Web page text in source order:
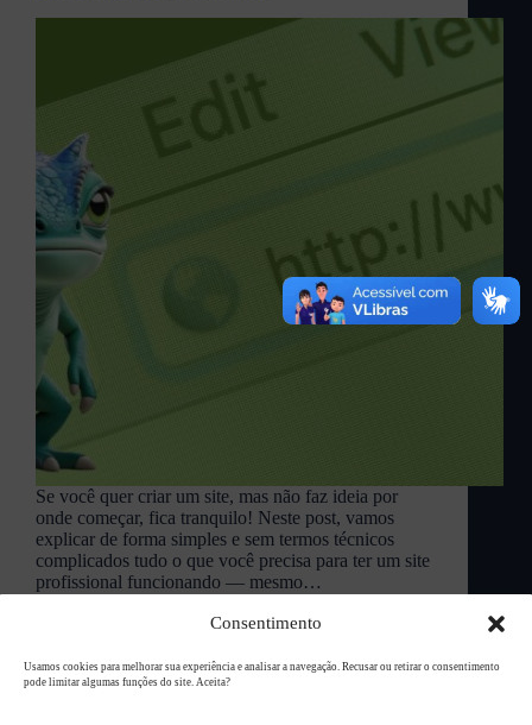
Consentimento
Usamos cookies para melhorar sua experiência e analisar a navegação. Recusar ou retirar o consentimento
pode limitar algumas funções do site. Aceita?
Se você quer criar um site, mas não faz ideia por
onde começar, fica tranquilo! Neste post, vamos
explicar de forma simples e sem termos técnicos
complicados tudo o que você precisa para ter um site
profissional funcionando — mesmo…